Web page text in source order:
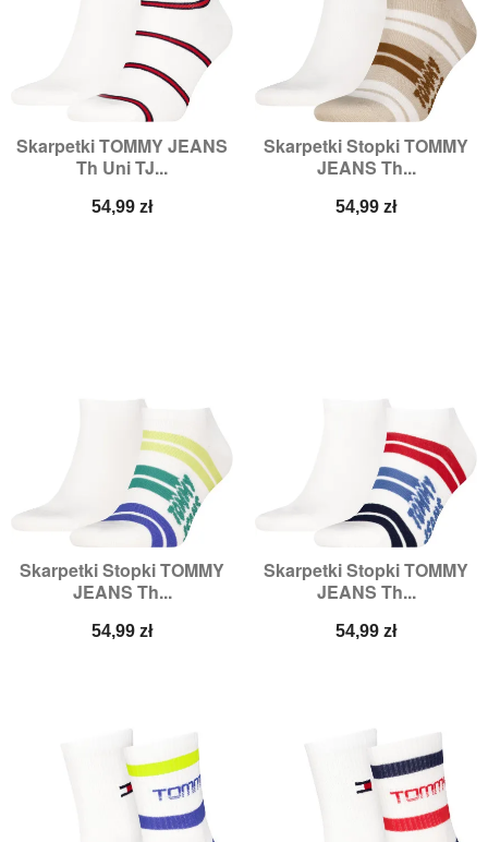
Skarpetki TOMMY JEANS
Th Uni TJ...
Cena
54,99 zł
Skarpetki Stopki TOMMY
JEANS Th...
Cena
54,99 zł
Skarpetki Stopki TOMMY
JEANS Th...
Cena
54,99 zł
Skarpetki Stopki TOMMY
JEANS Th...
Cena
54,99 zł